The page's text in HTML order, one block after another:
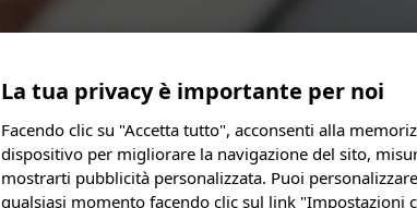
La tua privacy è importante per noi
Facendo clic su "Accetta tutto", acconsenti alla
dispositivo per migliorare la navigazione del sito,
mostrarti pubblicità personalizzata. Puoi
qualsiasi momento facendo clic sul link "Impostazioni